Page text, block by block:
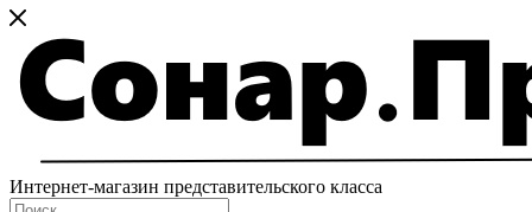
Интернет-магазин представительского класса